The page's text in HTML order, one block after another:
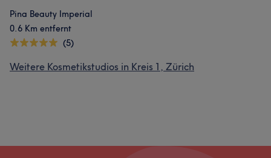
Pina Beauty Imperial
0.6 Km entfernt
(5)
Weitere Kosmetikstudios in Kreis 1, Zürich